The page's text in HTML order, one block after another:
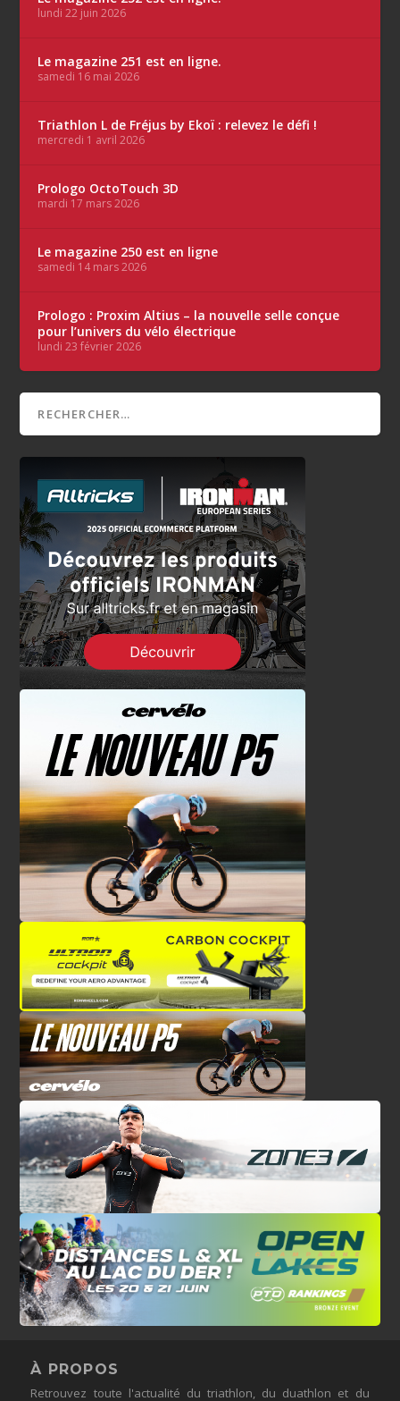
lundi 22 juin 2026
Le magazine 251 est en ligne.
samedi 16 mai 2026
Triathlon L de Fréjus by Ekoï : relevez le défi !
mercredi 1 avril 2026
Prologo OctoTouch 3D
mardi 17 mars 2026
Le magazine 250 est en ligne
samedi 14 mars 2026
Prologo : Proxim Altius – la nouvelle selle conçue
pour l’univers du vélo électrique
lundi 23 février 2026
À PROPOS
Retrouvez toute l'actualité du triathlon, du duathlon et du